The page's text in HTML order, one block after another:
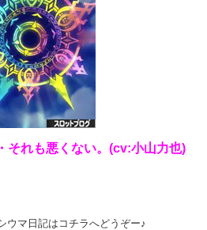
それも悪くない。(cv:小山力也)
ウマ日記はコチラへどうぞー♪